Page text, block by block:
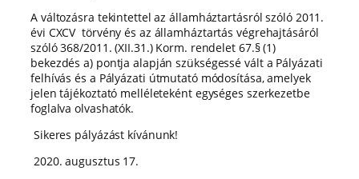
A változásra tekintettel az államháztartásról szóló 2011.
évi CXCV törvény és az államháztartás végrehajtásáról
szóló 368/2011. (XII.31.) Korm. rendelet 67.§ (1)
bekezdés a) pontja alapján szükségessé vált a Pályázati
felhívás és a Pályázati útmutató módosítása, amelyek
jelen tájékoztató melléleteként egységes szerkezetbe
foglalva olvashatók.
Sikeres pályázást kívánunk!
2020. augusztus 17.